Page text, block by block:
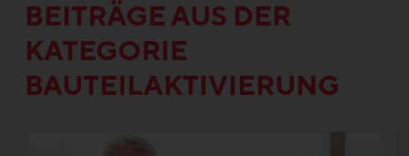
BEITRÄGE AUS DER
KATEGORIE
BAUTEILAKTIVIERUNG